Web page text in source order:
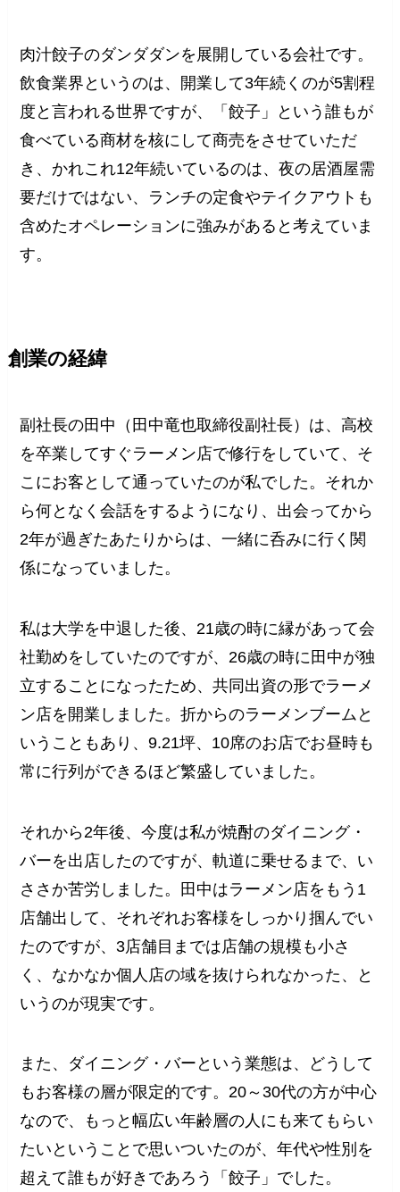
肉汁餃子のダンダダンを展開している会社です。
飲食業界というのは、開業して3年続くのが5割程
度と言われる世界ですが、「餃子」という誰もが
食べている商材を核にして商売をさせていただ
き、かれこれ12年続いているのは、夜の居酒屋需
要だけではない、ランチの定食やテイクアウトも
含めたオペレーションに強みがあると考えていま
す。
創業の経緯
副社長の田中（田中竜也取締役副社長）は、高校
を卒業してすぐラーメン店で修行をしていて、そ
こにお客として通っていたのが私でした。それか
ら何となく会話をするようになり、出会ってから
2年が過ぎたあたりからは、一緒に呑みに行く関
係になっていました。
私は大学を中退した後、21歳の時に縁があって会
社勤めをしていたのですが、26歳の時に田中が独
立することになったため、共同出資の形でラーメ
ン店を開業しました。折からのラーメンブームと
いうこともあり、9.21坪、10席のお店でお昼時も
常に行列ができるほど繁盛していました。
それから2年後、今度は私が焼酎のダイニング・
バーを出店したのですが、軌道に乗せるまで、い
ささか苦労しました。田中はラーメン店をもう1
店舗出して、それぞれお客様をしっかり掴んでい
たのですが、3店舗目までは店舗の規模も小さ
く、なかなか個人店の域を抜けられなかった、と
いうのが現実です。
また、ダイニング・バーという業態は、どうして
もお客様の層が限定的です。20～30代の方が中心
なので、もっと幅広い年齢層の人にも来てもらい
たいということで思いついたのが、年代や性別を
超えて誰もが好きであろう「餃子」でした。